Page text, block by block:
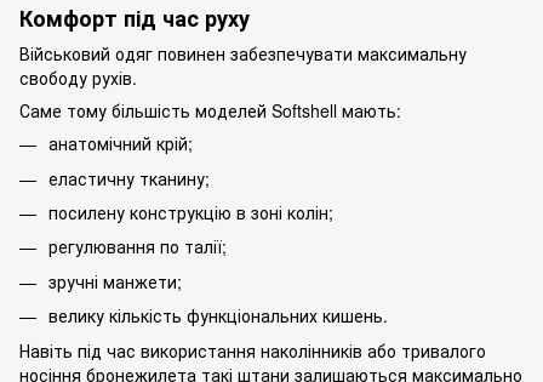
Комфорт під час руху
Військовий одяг повинен забезпечувати максимальну
свободу рухів.
Саме тому більшість моделей Softshell мають:
анатомічний крій;
еластичну тканину;
посилену конструкцію в зоні колін;
регулювання по талії;
зручні манжети;
велику кількість функціональних кишень.
Навіть під час використання наколінників або тривалого
носіння бронежилета такі штани залишаються максимально